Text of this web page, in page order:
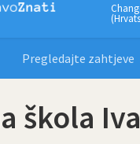
Pregledajte zahtjeve
škola